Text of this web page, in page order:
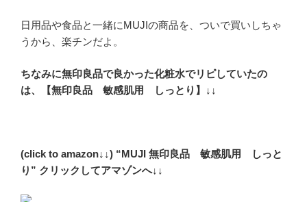
日用品や食品と一緒にMUJIの商品を、ついで買いしちゃ
うから、楽チンだよ。
ちなみに無印良品で良かった化粧水でリピしていたの
は、【無印良品 敏感肌用 しっとり】↓↓
(click to amazon↓↓) “MUJI 無印良品 敏感肌用 しっと
り” クリックしてアマゾンへ↓↓